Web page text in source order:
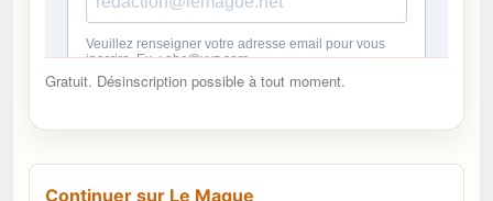
Gratuit. Désinscription possible à tout moment.
Continuer sur Le Mague